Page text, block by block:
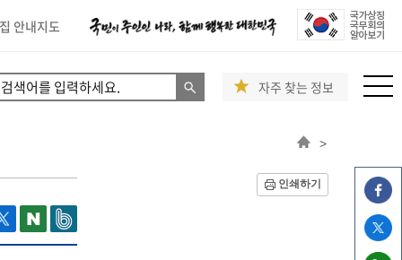
안내지도
자주 찾는 정보
>
인쇄하기